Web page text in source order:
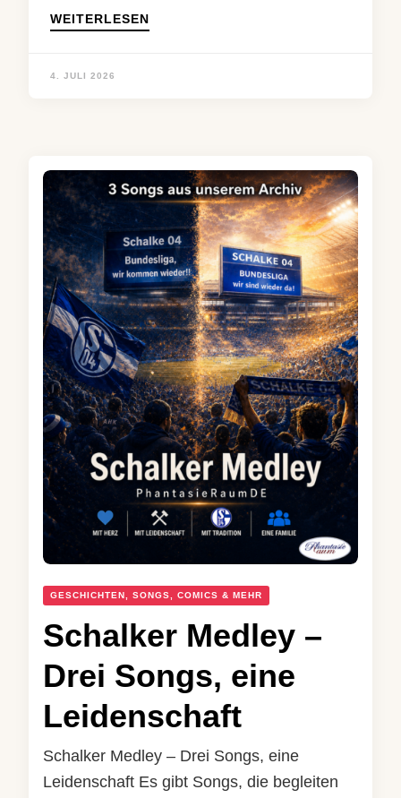
WEITERLESEN
4. JULI 2026
GESCHICHTEN, SONGS, COMICS & MEHR
Schalker Medley –
Drei Songs, eine
Leidenschaft
Schalker Medley – Drei Songs, eine
Leidenschaft Es gibt Songs, die begleiten